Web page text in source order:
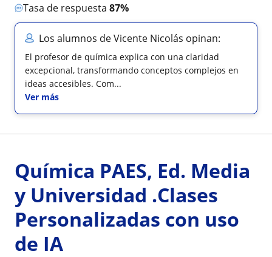
Tasa de respuesta 87%
Los alumnos de Vicente Nicolás opinan:
El profesor de química explica con una claridad
excepcional, transformando conceptos complejos en
ideas accesibles. Com...
Ver más
Química PAES, Ed. Media
y Universidad .Clases
Personalizadas con uso
de IA